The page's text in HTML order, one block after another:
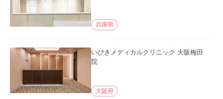
兵庫県
いびきメディカルクリニック 大阪梅田
院
大阪府